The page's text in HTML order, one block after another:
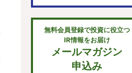
無料会員登録で投資に役立つ
IR情報をお届け
メールマガジン
申込み